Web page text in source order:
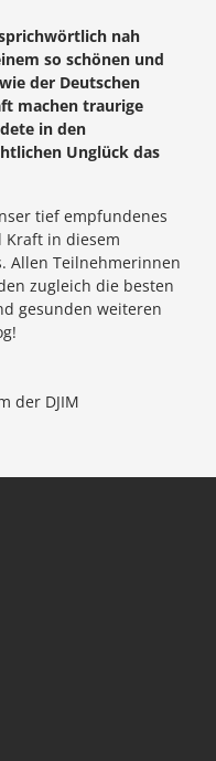
nah
so schönen und
der Deutschen
machen traurige
in den
Unglück das
tief empfundenes
Kraft in diesem
Allen Teilnehmerinnen
zugleich die besten
gesunden weiteren
der DJIM